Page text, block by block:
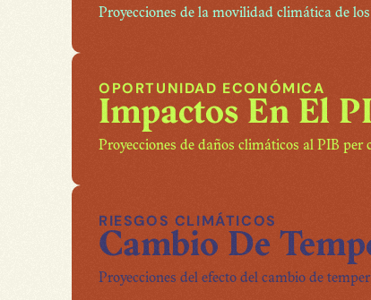
Proyecciones de la movilidad climática de los
OPORTUNIDAD ECONÓMICA
Impactos En El
Proyecciones de daños climáticos al PIB per
RIESGOS CLIMÁTICOS
Cambio De
Proyecciones del efecto del cambio de